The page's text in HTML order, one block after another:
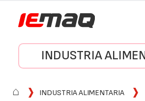
INDUSTRIA
⌂
INDUSTRIA ALIMENTARIA